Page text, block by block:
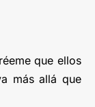
que ellos
más allá que